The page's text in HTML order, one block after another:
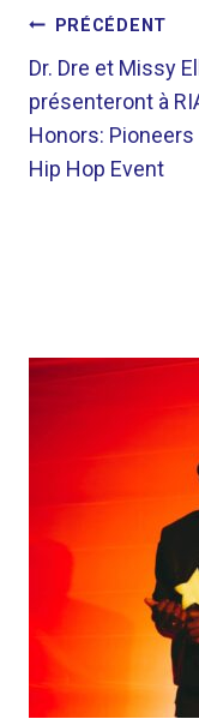
DE
PRÉCÉDENT
Dr. Dre et Missy
présenteront à
Honors: Pioneers
Hip Hop Event